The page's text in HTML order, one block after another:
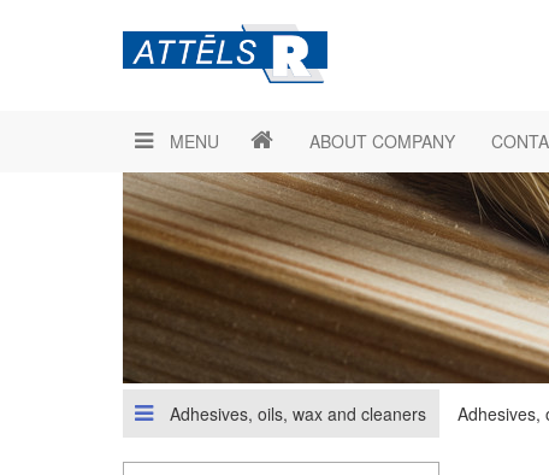
MENU ABOUT COMPANY
Adhesives, oils, wax and cleaners Adhesives,